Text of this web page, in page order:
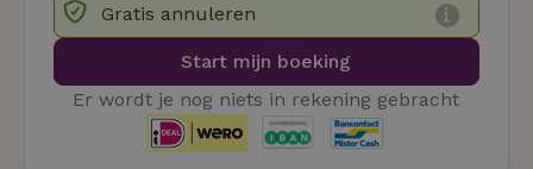
Gratis annuleren
Start mijn boeking
Er wordt je nog niets in rekening gebracht
Strikt noodzakelijk Targeting
Functioneel Niet-geclassificeerd